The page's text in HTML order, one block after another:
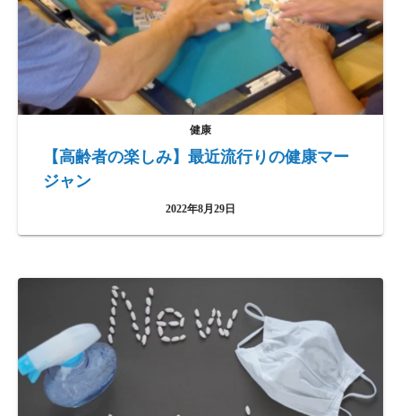
健康
【高齢者の楽しみ】最近流行りの健康マー
ジャン
2022年8月29日